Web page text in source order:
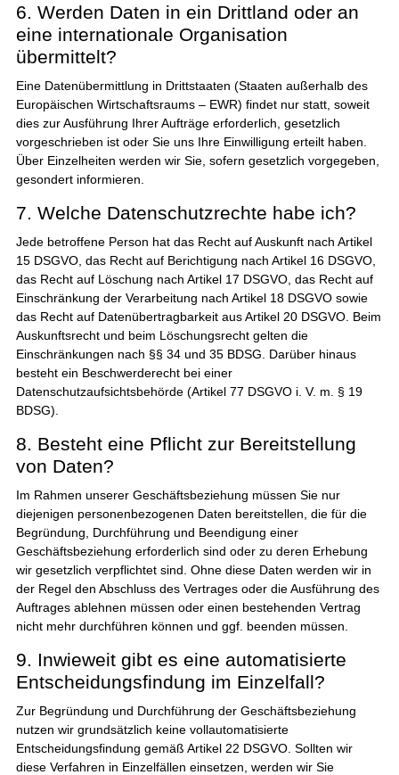
6. Werden Daten in ein Drittland oder an
eine internationale Organisation
übermittelt?
Eine Datenübermittlung in Drittstaaten (Staaten außerhalb des
Europäischen Wirtschaftsraums – EWR) findet nur statt, soweit
dies zur Ausführung Ihrer Aufträge erforderlich, gesetzlich
vorgeschrieben ist oder Sie uns Ihre Einwilligung erteilt haben.
Über Einzelheiten werden wir Sie, sofern gesetzlich vorgegeben,
gesondert informieren.
7. Welche Datenschutzrechte habe ich?
Jede betroffene Person hat das Recht auf Auskunft nach Artikel
15 DSGVO, das Recht auf Berichtigung nach Artikel 16 DSGVO,
das Recht auf Löschung nach Artikel 17 DSGVO, das Recht auf
Einschränkung der Verarbeitung nach Artikel 18 DSGVO sowie
das Recht auf Datenübertragbarkeit aus Artikel 20 DSGVO. Beim
Auskunftsrecht und beim Löschungsrecht gelten die
Einschränkungen nach §§ 34 und 35 BDSG. Darüber hinaus
besteht ein Beschwerderecht bei einer
Datenschutzaufsichtsbehörde (Artikel 77 DSGVO i. V. m. § 19
BDSG).
8. Besteht eine Pflicht zur Bereitstellung
von Daten?
Im Rahmen unserer Geschäftsbeziehung müssen Sie nur
diejenigen personenbezogenen Daten bereitstellen, die für die
Begründung, Durchführung und Beendigung einer
Geschäftsbeziehung erforderlich sind oder zu deren Erhebung
wir gesetzlich verpflichtet sind. Ohne diese Daten werden wir in
der Regel den Abschluss des Vertrages oder die Ausführung des
Auftrages ablehnen müssen oder einen bestehenden Vertrag
nicht mehr durchführen können und ggf. beenden müssen.
9. Inwieweit gibt es eine automatisierte
Entscheidungsfindung im Einzelfall?
Zur Begründung und Durchführung der Geschäftsbeziehung
nutzen wir grundsätzlich keine vollautomatisierte
Entscheidungsfindung gemäß Artikel 22 DSGVO. Sollten wir
diese Verfahren in Einzelfällen einsetzen, werden wir Sie